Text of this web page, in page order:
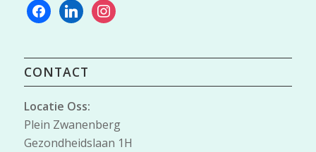
facebooklinkedininstagram
CONTACT
Locatie Oss:
Plein Zwanenberg
Gezondheidslaan 1H